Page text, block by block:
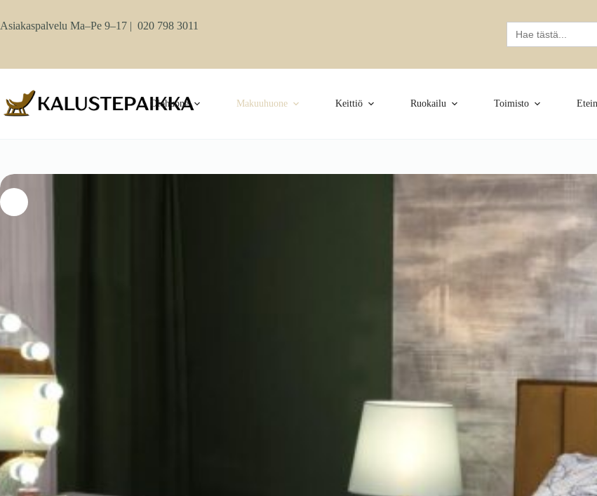
content
Asiakaspalvelu Ma–Pe 9–17 | 020 798 3011
Search
for:
Olohuone Makuuhuone Keittiö Ruokailu Toimisto